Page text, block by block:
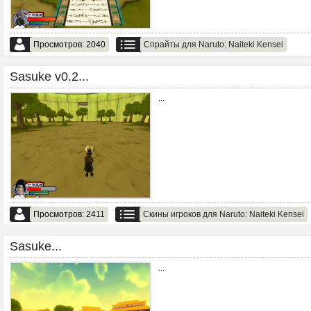
Просмотров: 2040 Спрайты для Naruto: Naiteki Kensei
Sasuke v0.2...
...
Просмотров: 2411 Скины игроков для Naruto: Naiteki Kensei
Sasuke...
...